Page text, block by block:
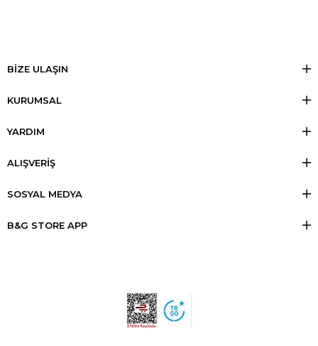
BİZE ULAŞIN
KURUMSAL
YARDIM
ALIŞVERİŞ
SOSYAL MEDYA
B&G STORE APP